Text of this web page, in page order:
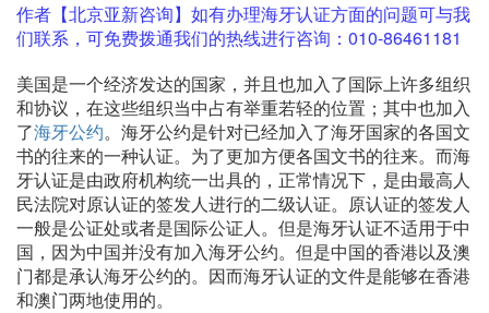
作者【北京亚新咨询】如有办理海牙认证方面的问题可与我
们联系，可免费拨通我们的热线进行咨询：010-86461181
美国是一个经济发达的国家，并且也加入了国际上许多组织
和协议，在这些组织当中占有举重若轻的位置；其中也加入
了海牙公约。海牙公约是针对已经加入了海牙国家的各国文
书的往来的一种认证。为了更加方便各国文书的往来。而海
牙认证是由政府机构统一出具的，正常情况下，是由最高人
民法院对原认证的签发人进行的二级认证。原认证的签发人
一般是公证处或者是国际公证人。但是海牙认证不适用于中
国，因为中国并没有加入海牙公约。但是中国的香港以及澳
门都是承认海牙公约的。因而海牙认证的文件是能够在香港
和澳门两地使用的。